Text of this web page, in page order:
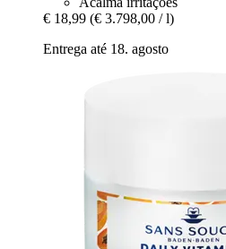
€ 18,99 (€ 3.798,00 / l)
Entrega até 18. agosto